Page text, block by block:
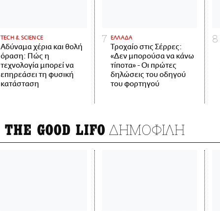
ΤECH & SCIENCE
Αδύναμα χέρια και θολή
όραση: Πώς η
τεχνολογία μπορεί να
επηρεάσει τη φυσική
κατάσταση
ΕΛΛΑΔΑ
Τροχαίο στις Σέρρες:
«Δεν μπορούσα να κάνω
τίποτα» - Οι πρώτες
δηλώσεις του οδηγού
του φορτηγού
THE GOOD LIFO ΔΗΜΟΦΙΛΗ